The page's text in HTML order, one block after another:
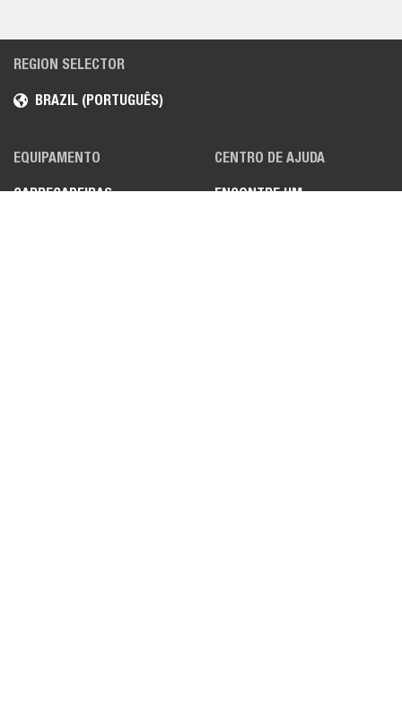
REGION SELECTOR
BRAZIL (PORTUGUÊS)
EQUIPAMENTO
CARREGADEIRAS
CENTRO DE AJUDA
ENCONTRE UM